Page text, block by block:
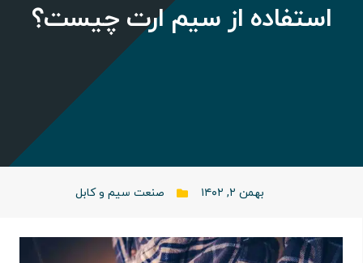
استفاده از سیم ارت چیست؟
بهمن ۲, ۱۴۰۲ صنعت سیم و کابل